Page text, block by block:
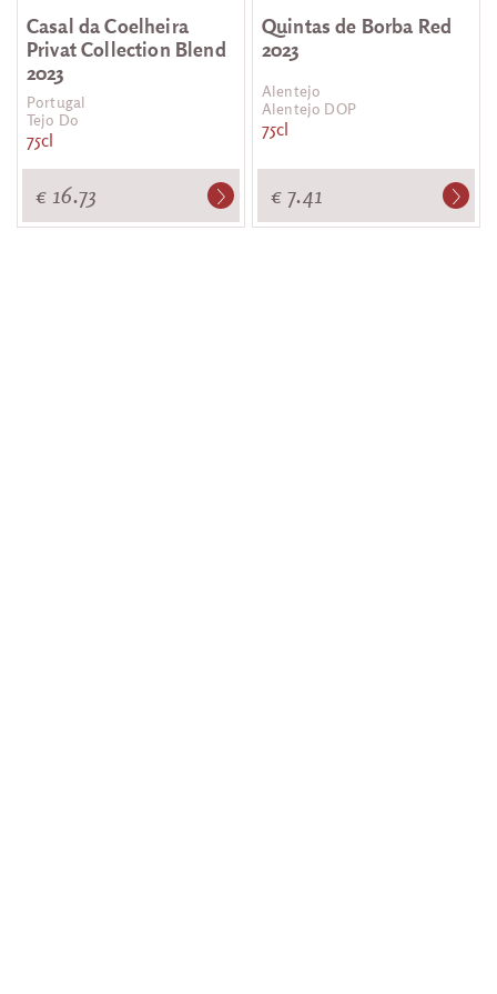
Casal da Coelheira
Privat Collection Blend
2023
Portugal
Tejo Do
75cl
€ 16.73
Quintas de Borba Red
2023
Alentejo
Alentejo DOP
75cl
€ 7.41